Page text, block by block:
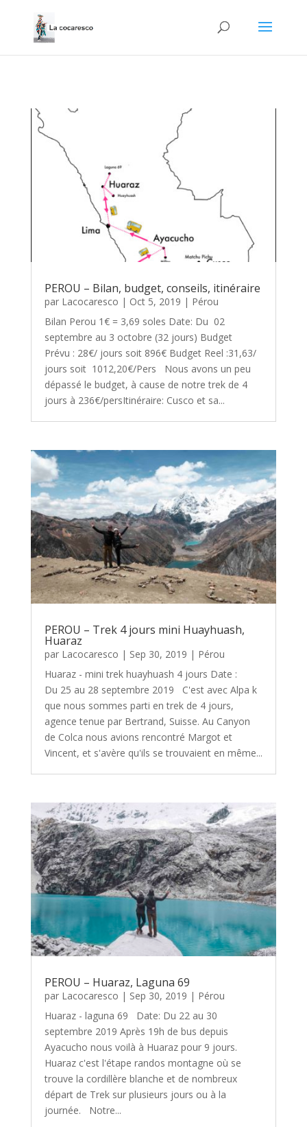
PEROU – Bilan, budget, conseils, itinéraire
par Lacocaresco | Oct 5, 2019 | Pérou
Bilan Perou 1€ = 3,69 soles Date: Du 02
septembre au 3 octobre (32 jours) Budget
Prévu : 28€/ jours soit 896€ Budget Reel :31,63/
jours soit 1012,20€/Pers Nous avons un peu
dépassé le budget, à cause de notre trek de 4
jours à 236€/persItinéraire: Cusco et sa...
PEROU – Trek 4 jours mini Huayhuash,
Huaraz
par Lacocaresco | Sep 30, 2019 | Pérou
Huaraz - mini trek huayhuash 4 jours Date :
Du 25 au 28 septembre 2019 C'est avec Alpa k
que nous sommes parti en trek de 4 jours,
agence tenue par Bertrand, Suisse. Au Canyon
de Colca nous avions rencontré Margot et
Vincent, et s'avère qu'ils se trouvaient en même...
PEROU – Huaraz, Laguna 69
par Lacocaresco | Sep 30, 2019 | Pérou
Huaraz - laguna 69 Date: Du 22 au 30
septembre 2019 Après 19h de bus depuis
Ayacucho nous voilà à Huaraz pour 9 jours.
Huaraz c'est l'étape randos montagne où se
trouve la cordillère blanche et de nombreux
départ de Trek sur plusieurs jours ou à la
journée. Notre...